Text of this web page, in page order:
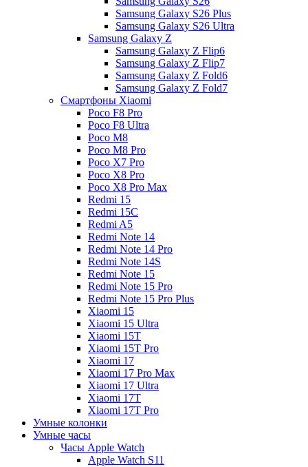
Samsung Galaxy S26 Plus
Samsung Galaxy S26 Ultra
Samsung Galaxy Z
Samsung Galaxy Z Flip6
Samsung Galaxy Z Flip7
Samsung Galaxy Z Fold6
Samsung Galaxy Z Fold7
Смартфоны Xiaomi
Poco F8 Pro
Poco F8 Ultra
Poco M8
Poco M8 Pro
Poco X7 Pro
Poco X8 Pro
Poco X8 Pro Max
Redmi 15
Redmi 15C
Redmi A5
Redmi Note 14
Redmi Note 14 Pro
Redmi Note 14S
Redmi Note 15
Redmi Note 15 Pro
Redmi Note 15 Pro Plus
Xiaomi 15
Xiaomi 15 Ultra
Xiaomi 15T
Xiaomi 15T Pro
Xiaomi 17
Xiaomi 17 Pro Max
Xiaomi 17 Ultra
Xiaomi 17T
Xiaomi 17T Pro
Умные колонки
Умные часы
Часы Apple Watch
Apple Watch S11